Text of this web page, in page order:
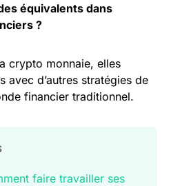
équivalents dans
?
crypto monnaie, elles
avec d’autres stratégies de
financier traditionnel.
faire travailler ses